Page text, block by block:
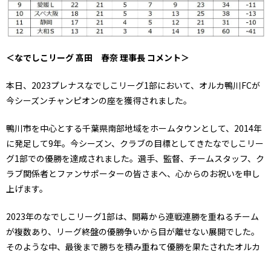
＜なでしこリーグ 髙田 春奈 理事長 コメント＞
本日、2023プレナスなでしこリーグ1部において、オルカ鴨川FCが
今シーズンチャンピオンの座を獲得されました。
鴨川市を中心とする千葉県南部地域をホームタウンとして、2014年
に発足して9年。今シーズン、クラブの目標としてきたなでしこリー
グ1部での優勝を達成されました。選手、監督、チームスタッフ、ク
ラブ関係者とファンサポーターの皆さまへ、心からのお祝いを申し
上げます。
2023年のなでしこリーグ1部は、開幕から連戦連勝を重ねるチーム
が複数あり、リーグ終盤の優勝争いから目が離せない展開でした。
そのような中、最後まで勝ちを積み重ねて優勝を果たされたオルカ